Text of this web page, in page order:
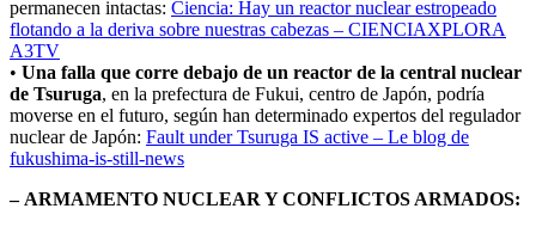
permanecen intactas: Ciencia: Hay un reactor nuclear estropeado
flotando a la deriva sobre nuestras cabezas – CIENCIAXPLORA
A3TV
• Una falla que corre debajo de un reactor de la central nuclear
de Tsuruga, en la prefectura de Fukui, centro de Japón, podría
moverse en el futuro, según han determinado expertos del regulador
nuclear de Japón: Fault under Tsuruga IS active – Le blog de
fukushima-is-still-news
– ARMAMENTO NUCLEAR Y CONFLICTOS ARMADOS: